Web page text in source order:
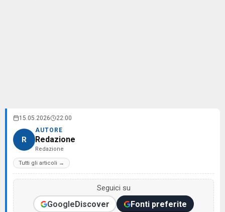
15.05.2026 22:00
R
AUTORE
Redazione
Redazione
Tutti gli articoli →
Seguici su
GoogleDiscover Fonti preferite